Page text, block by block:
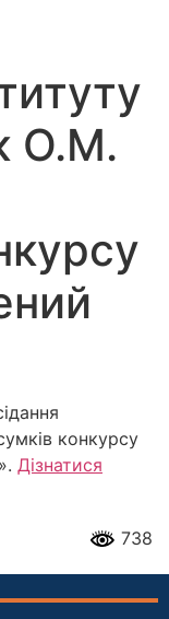
О.М.
конкурсу
Дізнатися
738